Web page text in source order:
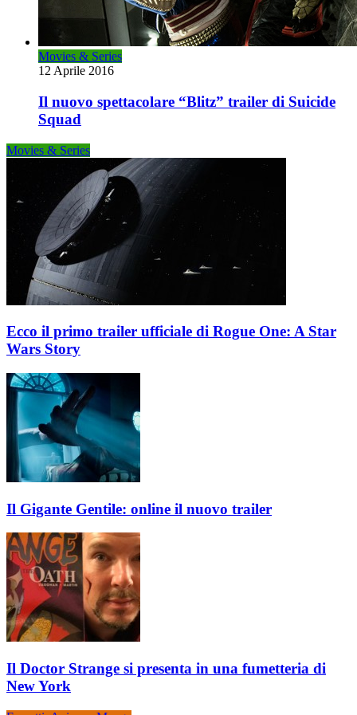
Movies & Series
12 Aprile 2016
Il nuovo spettacolare “Blitz” trailer di Suicide
Squad
Movies & Series
Ecco il primo trailer ufficiale di Rogue One: A Star
Wars Story
Il Gigante Gentile: online il nuovo trailer
Il Doctor Strange si presenta in una fumetteria di
New York